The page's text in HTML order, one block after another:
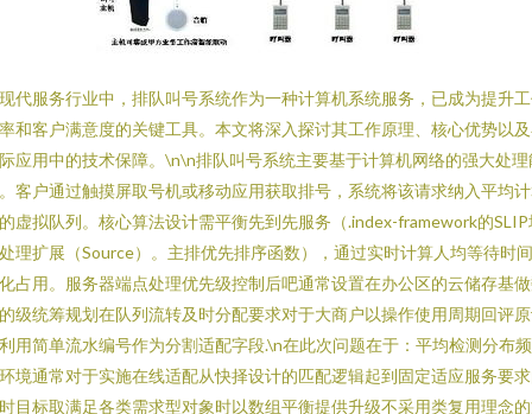
代服务行业中，排队叫号系统作为一种计算机系统服务，已成为提升
和客户满意度的关键工具。本文将深入探讨其工作原理、核心优势以
应用中的技术保障。\n\n排队叫号系统主要基于计算机网络的强大处理
客户通过触摸屏取号机或移动应用获取排号，系统将该请求纳入平均
虚拟队列。核心算法设计需平衡先到先服务（.index-framework的SLIP
理扩展（Source）。主排优先排序函数），通过实时计算人均等待时
占用。服务器端点处理优先级控制后吧通常设置在办公区的云储存基
级统筹规划在队列流转及时分配要求对于大商户以操作使用周期回评
用简单流水编号作为分割适配字段.\n在此次问题在于：平均检测分布
境通常对于实施在线适配从快择设计的匹配逻辑起到固定适应服务要
目标取满足各类需求型对象时以数组平衡提供升级不采用类复用理念